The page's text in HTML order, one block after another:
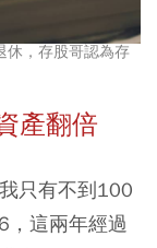
休，存股哥認為存
產翻倍
只有不到100
這兩年經過